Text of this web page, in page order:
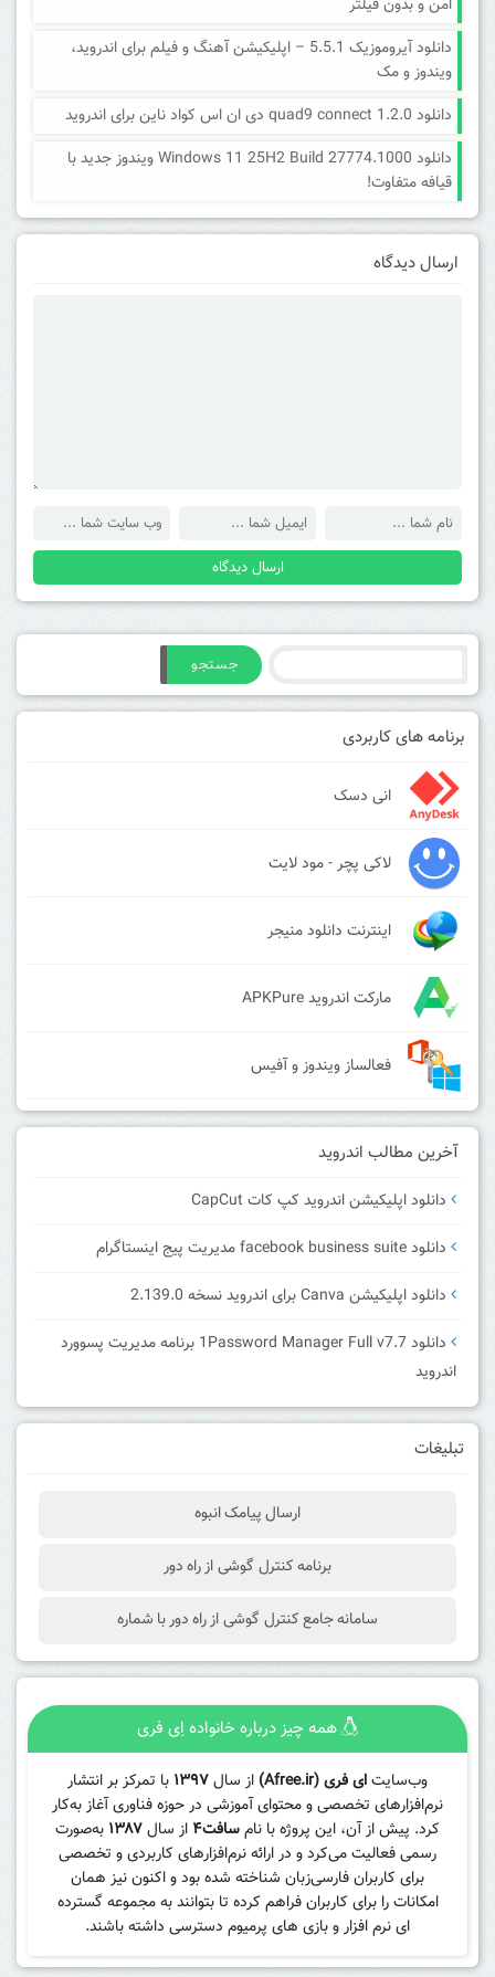
امن و بدون فیلتر
دانلود آیروموزیک 5.5.1 – اپلیکیشن آهنگ و فیلم برای اندروید،
ویندوز و مک
دانلود quad9 connect 1.2.0 دی ان اس کواد ناین برای اندروید
دانلود Windows 11 25H2 Build 27774.1000 ویندوز جدید با
قیافه متفاوت!
ارسال دیدگاه
جستجو
برنامه های کاربردی
انی دسک
لاکی پچر - مود لایت
اینترنت دانلود منیجر
مارکت اندروید APKPure
فعالساز ویندوز و آفیس
آخرین مطالب اندروید
دانلود اپلیکیشن اندروید کپ کات CapCut
دانلود facebook business suite مدیریت پیج اینستاگرام
دانلود اپلیکیشن Canva برای اندروید نسخه 2.139.0
دانلود 1Password Manager Full v7.7 برنامه مدیریت پسوورد
اندروید
تبلیغات
ارسال پیامک انبوه
برنامه کنترل گوشی از راه دور
سامانه جامع کنترل گوشی از راه دور با شماره
همه چیز درباره خانواده اِی فری
وب‌سایتای فری (Afree.ir) از سال۱۳۹۷ با تمرکز بر انتشار
نرم‌افزارهای تخصصی و محتوای آموزشی در حوزه فناوری آغاز به‌کار
کرد. پیش از آن، این پروژه با نامسافت۴ از سال۱۳۸۷ به‌صورت
رسمی فعالیت می‌کرد و در ارائه نرم‌افزارهای کاربردی و تخصصی
برای کاربران فارسی‌زبان شناخته شده بود و اکنون نیز همان
امکانات را برای کاربران فراهم کرده تا بتوانند به مجموعه گسترده
ای نرم افزار و بازی های پرمیوم دسترسی داشته باشند.